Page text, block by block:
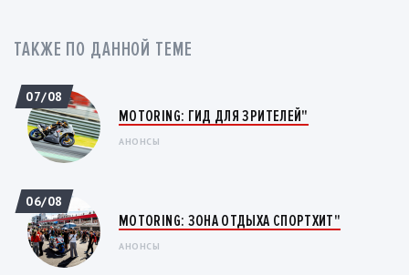
ТАКЖЕ ПО ДАННОЙ ТЕМЕ
MOTORING: ГИД ДЛЯ ЗРИТЕЛЕЙ"
АНОНСЫ
07/08
MOTORING: ЗОНА ОТДЫХА СПОРТХИТ"
АНОНСЫ
06/08